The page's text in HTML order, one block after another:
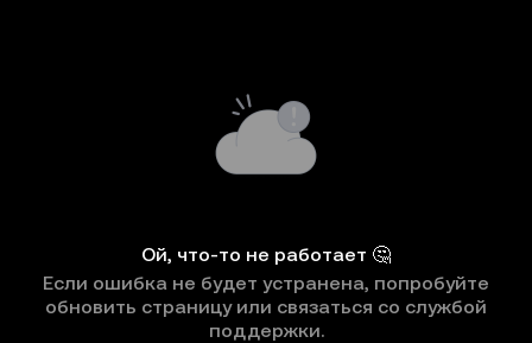
Ой, что-то не работает 🤔
Если ошибка не будет устранена, попробуйте
обновить страницу или связаться со службой
поддержки.